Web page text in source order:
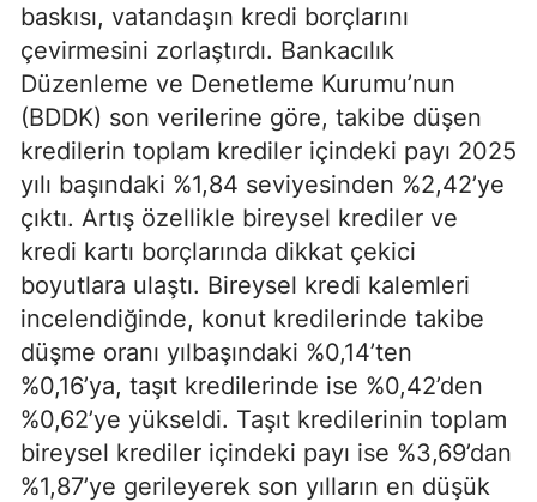
baskısı, vatandaşın kredi borçlarını
çevirmesini zorlaştırdı. Bankacılık
Düzenleme ve Denetleme Kurumu’nun
(BDDK) son verilerine göre, takibe düşen
kredilerin toplam krediler içindeki payı 2025
yılı başındaki %1,84 seviyesinden %2,42’ye
çıktı. Artış özellikle bireysel krediler ve
kredi kartı borçlarında dikkat çekici
boyutlara ulaştı. Bireysel kredi kalemleri
incelendiğinde, konut kredilerinde takibe
düşme oranı yılbaşındaki %0,14’ten
%0,16’ya, taşıt kredilerinde ise %0,42’den
%0,62’ye yükseldi. Taşıt kredilerinin toplam
bireysel krediler içindeki payı ise %3,69’dan
%1,87’ye gerileyerek son yılların en düşük